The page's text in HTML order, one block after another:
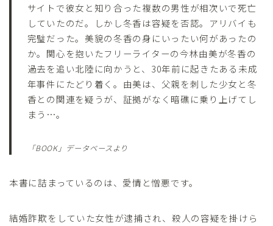
サイトで彼女と知り合った複数の男性が相次いで死亡
していたのだ。しかし冬香は容疑を否認。アリバイも
完璧だった。美貌の冬香の身にいったい何があったの
か。関心を抱いたフリーライターの今林由美が冬香の
過去を追い北陸に向かうと、30年前に起きたある未成
年事件にたどり着く。由美は、父親を刺した少女と冬
香との関連を疑うが、証拠がなく暗礁に乗り上げてし
まう…。
「BOOK」データベースより
本書に詰まっているのは、愛情と憎悪です。
結婚詐欺をしていた女性が逮捕され、殺人の容疑を掛けら